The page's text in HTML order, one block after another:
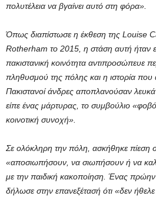
πολυτέλεια να βγαίνει αυτό στη φόρα».
Όπως διαπίστωσε η έκθεση της Louise
Rotherham το 2015, η στάση αυτή ήταν
πακιστανική κοινότητα αντιπροσώπευε
πληθυσμού της πόλης και η ιστορία
Πακιστανοί άνδρες αποπλανούσαν
είπε ένας μάρτυρας, το συμβούλιο
κοινοτική συνοχή».
Σε ολόκληρη την πόλη, ασκήθηκε
«αποσιωπήσουν, να σιωπήσουν ή να
με την παιδική κακοποίηση. Ένας
δήλωσε στην επανεξέτασή ότι «δεν